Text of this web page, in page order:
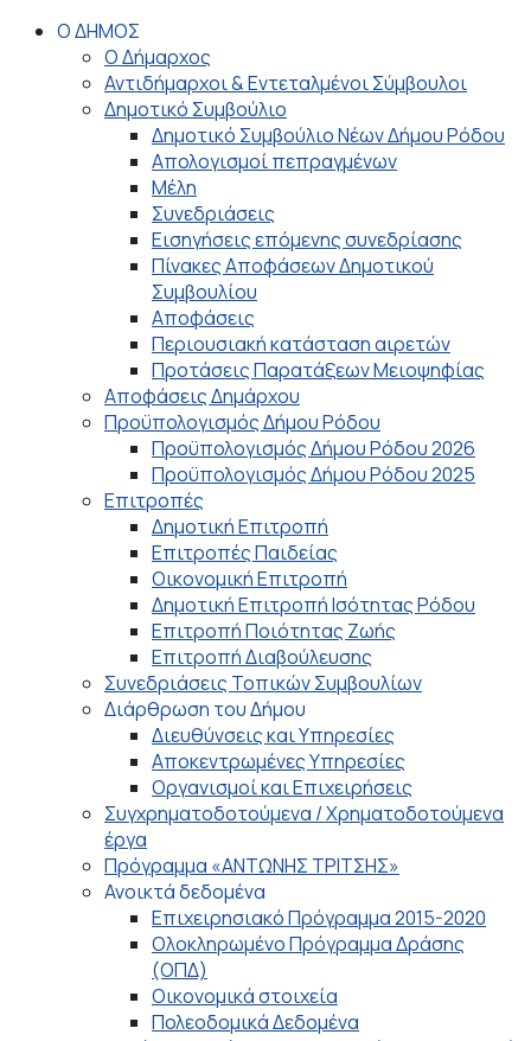
Ο ΔΗΜΟΣ
Ο Δήμαρχος
Αντιδήμαρχοι & Εντεταλμένοι Σύμβουλοι
Δημοτικό Συμβούλιο
Δημοτικό Συμβούλιο Νέων Δήμου Ρόδου
Απολογισμοί πεπραγμένων
Μέλη
Συνεδριάσεις
Εισηγήσεις επόμενης συνεδρίασης
Πίνακες Αποφάσεων Δημοτικού
Συμβουλίου
Αποφάσεις
Περιουσιακή κατάσταση αιρετών
Προτάσεις Παρατάξεων Μειοψηφίας
Αποφάσεις Δημάρχου
Προϋπολογισμός Δήμου Ρόδου
Προϋπολογισμός Δήμου Ρόδου 2026
Προϋπολογισμός Δήμου Ρόδου 2025
Επιτροπές
Δημοτική Επιτροπή
Επιτροπές Παιδείας
Οικονομική Επιτροπή
Δημοτική Επιτροπή Ισότητας Ρόδου
Επιτροπή Ποιότητας Ζωής
Επιτροπή Διαβούλευσης
Συνεδριάσεις Τοπικών Συμβουλίων
Διάρθρωση του Δήμου
Διευθύνσεις και Υπηρεσίες
Αποκεντρωμένες Υπηρεσίες
Οργανισμοί και Επιχειρήσεις
Συγχρηματοδοτούμενα / Χρηματοδοτούμενα
έργα
Πρόγραμμα «ΑΝΤΩΝΗΣ ΤΡΙΤΣΗΣ»
Ανοικτά δεδομένα
Επιχειρησιακό Πρόγραμμα 2015-2020
Ολοκληρωμένο Πρόγραμμα Δράσης
(ΟΠΔ)
Οικονομικά στοιχεία
Πολεοδομικά Δεδομένα